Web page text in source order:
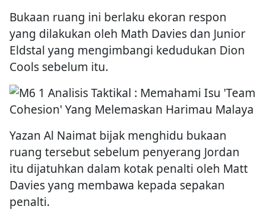
Bukaan ruang ini berlaku ekoran respon
yang dilakukan oleh Math Davies dan Junior
Eldstal yang mengimbangi kedudukan Dion
Cools sebelum itu.
Yazan Al Naimat bijak menghidu bukaan
ruang tersebut sebelum penyerang Jordan
itu dijatuhkan dalam kotak penalti oleh Matt
Davies yang membawa kepada sepakan
penalti.